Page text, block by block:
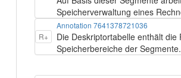
Speicherverwaltung eines
R+
Annotation 7641378721036
Die Deskriptortabelle enthält die
Speicherbereiche der Segmente.